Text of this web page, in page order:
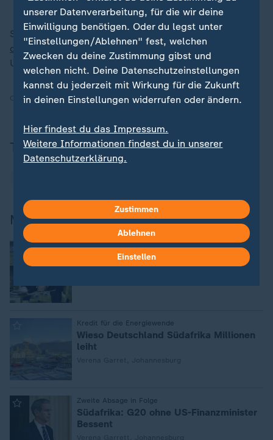
Südafrika hat von Dezember 2024 bis November 2025
die G20-Präsidentschaft inne
. Anschließend sollen die
USA den Vorsitz übernehmen.
Quelle:dpa
Themen
Mehr zum G20-Gipfel
Treffen im November
G20-Gipfel: Trump droht Südafrika mit
Boykott
Kredit für die Energiewende
Wieso Deutschland Südafrika Millionen
leiht
Zweite Absage in Folge
Südafrika: G20 ohne US-Finanzminister
Bessent
unserer Datenverarbeitung, für die wir deine
Einwilligung benötigen. Oder du legst unter
"Einstellungen/Ablehnen" fest, welchen
Zwecken du deine Zustimmung gibst und
welchen nicht. Deine Datenschutzeinstellungen
kannst du jederzeit mit Wirkung für die Zukunft
in deinen Einstellungen widerrufen oder ändern.
Hier findest du das Impressum.
Weitere Informationen findest du in unserer
Datenschutzerklärung.
Zustimmen
Ablehnen
Einstellen